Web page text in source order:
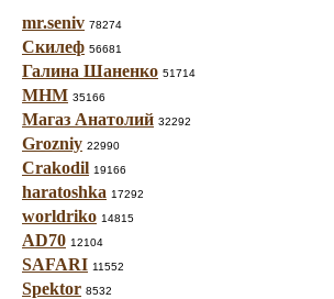
mr.seniv 78274
Скилеф 56681
Галина Шаненко 51714
МНМ 35166
Магаз Анатолий 32292
Grozniy 22990
Crakodil 19166
haratoshka 17292
worldriko 14815
AD70 12104
SAFARI 11552
Spektor 8532